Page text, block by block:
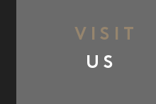
VISIT
US